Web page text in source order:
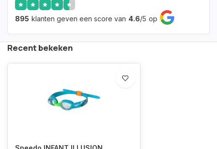
895 klanten geven een score van 4.6/5 op
Recent bekeken